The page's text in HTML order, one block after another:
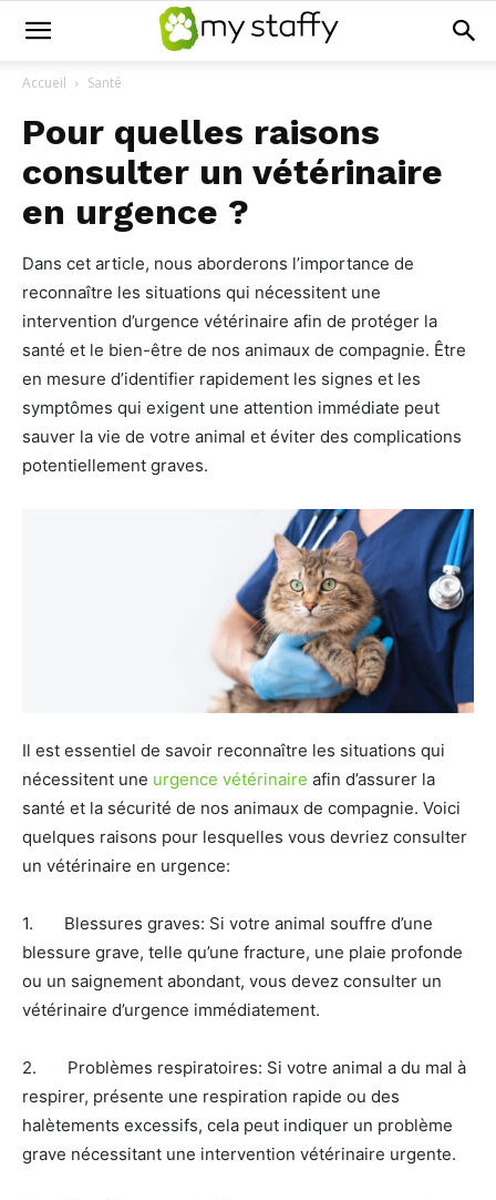
Accueil Santé
Pour quelles raisons
consulter un vétérinaire
en urgence ?
Dans cet article, nous aborderons l’importance de
reconnaître les situations qui nécessitent une
intervention d’urgence vétérinaire afin de protéger la
santé et le bien-être de nos animaux de compagnie. Être
en mesure d’identifier rapidement les signes et les
symptômes qui exigent une attention immédiate peut
sauver la vie de votre animal et éviter des complications
potentiellement graves.
Il est essentiel de savoir reconnaître les situations qui
nécessitent une urgence vétérinaire afin d’assurer la
santé et la sécurité de nos animaux de compagnie. Voici
quelques raisons pour lesquelles vous devriez consulter
un vétérinaire en urgence:
1. Blessures graves: Si votre animal souffre d’une
blessure grave, telle qu’une fracture, une plaie profonde
ou un saignement abondant, vous devez consulter un
vétérinaire d’urgence immédiatement.
2. Problèmes respiratoires: Si votre animal a du mal à
respirer, présente une respiration rapide ou des
halètements excessifs, cela peut indiquer un problème
grave nécessitant une intervention vétérinaire urgente.